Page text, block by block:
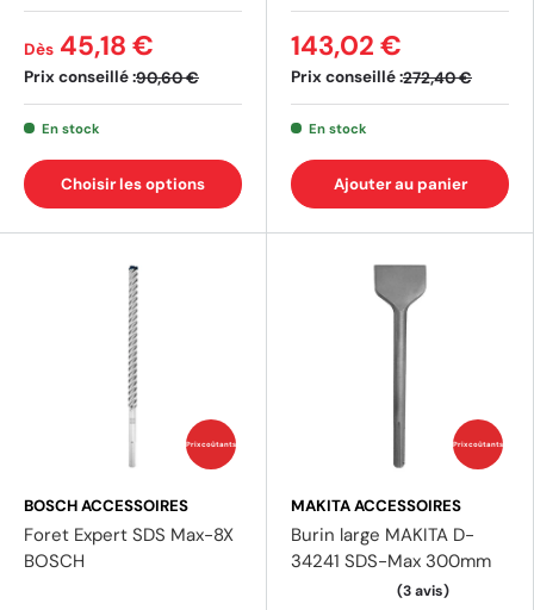
(1 avis)
Prix conseillé :90,60 €
Dès 45,18 €
En stock
Choisir les options
Prix conseillé :272,40 €
143,02 €
En stock
Ajouter au panier
Prix coûtants
BOSCH ACCESSOIRES
Foret Expert SDS Max-8X
BOSCH
Prix coûtants
MAKITA ACCESSOIRES
Burin large MAKITA D-
34241 SDS-Max 300mm